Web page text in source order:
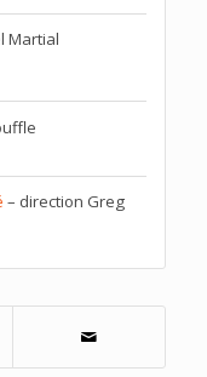
Martial
– direction Greg